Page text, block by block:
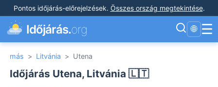
Pontos időjárás-előrejelzések. Összes ország megtekintése.
Időjárás.org 🌐 ☰
más > Litvánia > Utena
Időjárás Utena, Litvánia 🇱🇹